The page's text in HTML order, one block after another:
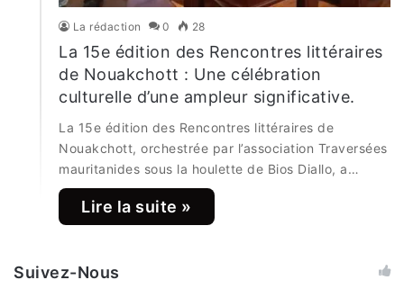
La rédaction 0 28
La 15e édition des Rencontres littéraires
de Nouakchott : Une célébration
culturelle d’une ampleur significative.
La 15e édition des Rencontres littéraires de
Nouakchott, orchestrée par l’association Traversées
mauritanides sous la houlette de Bios Diallo, a…
Lire la suite »
Suivez-Nous